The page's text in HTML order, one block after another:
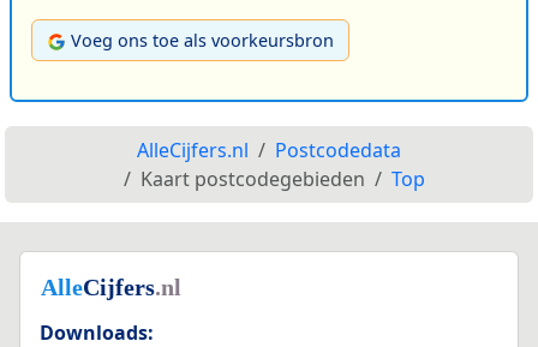
Voeg ons toe als voorkeursbron
AlleCijfers.nl
Postcodedata
Kaart postcodegebieden
Top
Downloads: